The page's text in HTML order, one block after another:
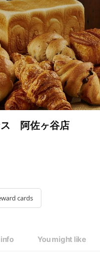
ス 阿佐ヶ谷店
cards
You might like